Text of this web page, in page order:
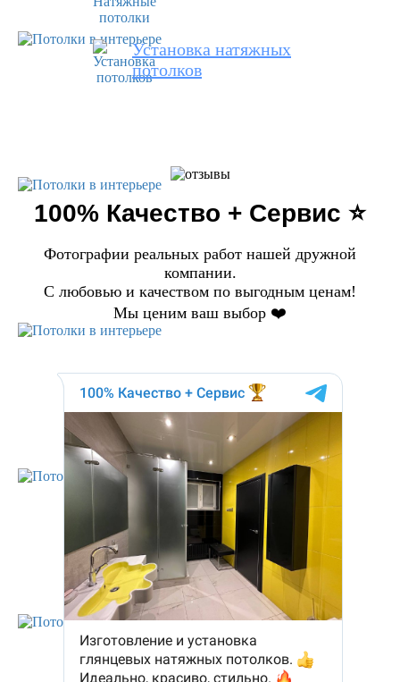
Установка натяжных
потолков
100% Качество + Сервис ⭐️
Фотографии реальных работ нашей дружной
компании.
С любовью и качеством по выгодным ценам!
Мы ценим ваш выбор ❤️